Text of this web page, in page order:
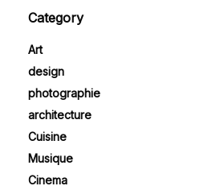
Category
Art
design
photographie
architecture
Cuisine
Musique
Cinema